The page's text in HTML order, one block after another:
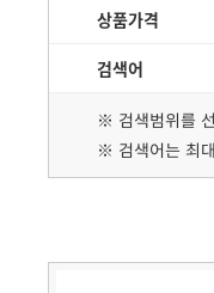
상품가격
검색어
※ 검색범위를
※ 검색어는 최